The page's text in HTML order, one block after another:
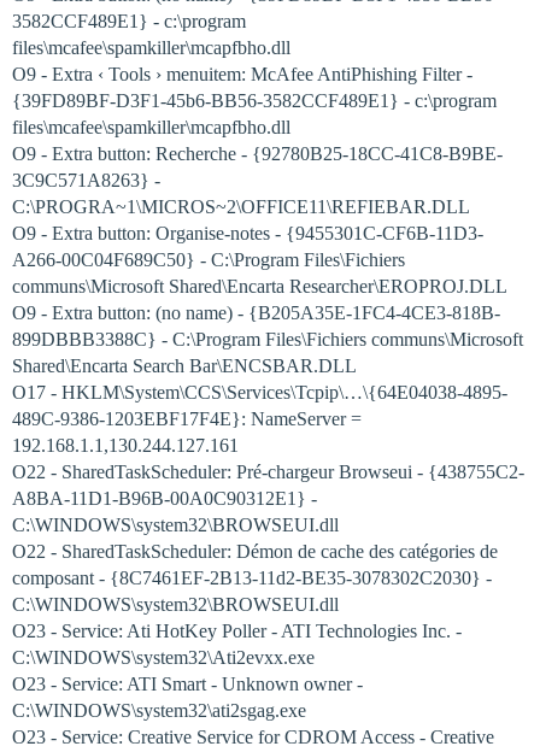
3582CCF489E1} - c:\program
files\mcafee\spamkiller\mcapfbho.dll
O9 - Extra ‹ Tools › menuitem: McAfee AntiPhishing Filter -
{39FD89BF-D3F1-45b6-BB56-3582CCF489E1} - c:\program
files\mcafee\spamkiller\mcapfbho.dll
O9 - Extra button: Recherche - {92780B25-18CC-41C8-B9BE-
3C9C571A8263} -
C:\PROGRA~1\MICROS~2\OFFICE11\REFIEBAR.DLL
O9 - Extra button: Organise-notes - {9455301C-CF6B-11D3-
A266-00C04F689C50} - C:\Program Files\Fichiers
communs\Microsoft Shared\Encarta Researcher\EROPROJ.DLL
O9 - Extra button: (no name) - {B205A35E-1FC4-4CE3-818B-
899DBBB3388C} - C:\Program Files\Fichiers communs\Microsoft
Shared\Encarta Search Bar\ENCSBAR.DLL
O17 - HKLM\System\CCS\Services\Tcpip\…\{64E04038-4895-
489C-9386-1203EBF17F4E}: NameServer =
192.168.1.1,130.244.127.161
O22 - SharedTaskScheduler: Pré-chargeur Browseui - {438755C2-
A8BA-11D1-B96B-00A0C90312E1} -
C:\WINDOWS\system32\BROWSEUI.dll
O22 - SharedTaskScheduler: Démon de cache des catégories de
composant - {8C7461EF-2B13-11d2-BE35-3078302C2030} -
C:\WINDOWS\system32\BROWSEUI.dll
O23 - Service: Ati HotKey Poller - ATI Technologies Inc. -
C:\WINDOWS\system32\Ati2evxx.exe
O23 - Service: ATI Smart - Unknown owner -
C:\WINDOWS\system32\ati2sgag.exe
O23 - Service: Creative Service for CDROM Access - Creative